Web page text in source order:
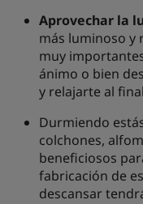
Aprovechar la
más luminoso y
muy
ánimo o bien
y relajarte al
Durmiendo
colchones,
beneficiosos
fabricación de
descansar